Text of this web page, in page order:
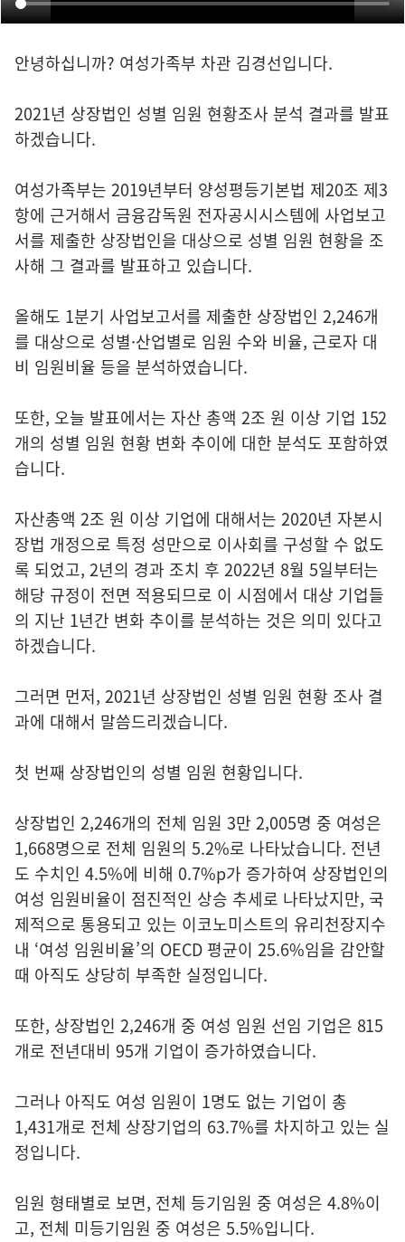
안녕하십니까? 여성가족부 차관 김경선입니다.
2021년 상장법인 성별 임원 현황조사 분석 결과를 발표
하겠습니다.
여성가족부는 2019년부터 양성평등기본법 제20조 제3
항에 근거해서 금융감독원 전자공시시스템에 사업보고
서를 제출한 상장법인을 대상으로 성별 임원 현황을 조
사해 그 결과를 발표하고 있습니다.
올해도 1분기 사업보고서를 제출한 상장법인 2,246개
를 대상으로 성별·산업별로 임원 수와 비율, 근로자 대
비 임원비율 등을 분석하였습니다.
또한, 오늘 발표에서는 자산 총액 2조 원 이상 기업 152
개의 성별 임원 현황 변화 추이에 대한 분석도 포함하였
습니다.
자산총액 2조 원 이상 기업에 대해서는 2020년 자본시
장법 개정으로 특정 성만으로 이사회를 구성할 수 없도
록 되었고, 2년의 경과 조치 후 2022년 8월 5일부터는
해당 규정이 전면 적용되므로 이 시점에서 대상 기업들
의 지난 1년간 변화 추이를 분석하는 것은 의미 있다고
하겠습니다.
그러면 먼저, 2021년 상장법인 성별 임원 현황 조사 결
과에 대해서 말씀드리겠습니다.
첫 번째 상장법인의 성별 임원 현황입니다.
상장법인 2,246개의 전체 임원 3만 2,005명 중 여성은
1,668명으로 전체 임원의 5.2%로 나타났습니다. 전년
도 수치인 4.5%에 비해 0.7%p가 증가하여 상장법인의
여성 임원비율이 점진적인 상승 추세로 나타났지만, 국
제적으로 통용되고 있는 이코노미스트의 유리천장지수
내 ‘여성 임원비율’의 OECD 평균이 25.6%임을 감안할
때 아직도 상당히 부족한 실정입니다.
또한, 상장법인 2,246개 중 여성 임원 선임 기업은 815
개로 전년대비 95개 기업이 증가하였습니다.
그러나 아직도 여성 임원이 1명도 없는 기업이 총
1,431개로 전체 상장기업의 63.7%를 차지하고 있는 실
정입니다.
임원 형태별로 보면, 전체 등기임원 중 여성은 4.8%이
고, 전체 미등기임원 중 여성은 5.5%입니다.